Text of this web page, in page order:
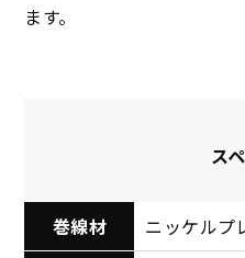
ます。
ス
巻線材
ニッケルプ